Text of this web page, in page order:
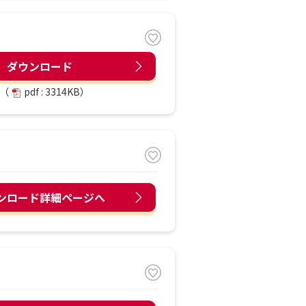
ダウンロード
（ pdf : 3314KB）
ロード詳細ページへ